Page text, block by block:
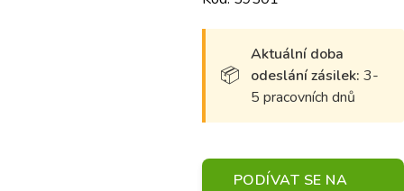
Aktuální doba
odeslání zásilek: 3-
5 pracovních dnů
PODÍVAT SE NA